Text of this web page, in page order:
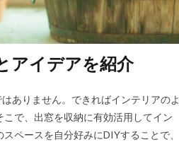
アイデアを紹介
ありません。できればインテリアのよ
で、出窓を収納に有効活用してイン
ペースを自分好みにDIYすることで、